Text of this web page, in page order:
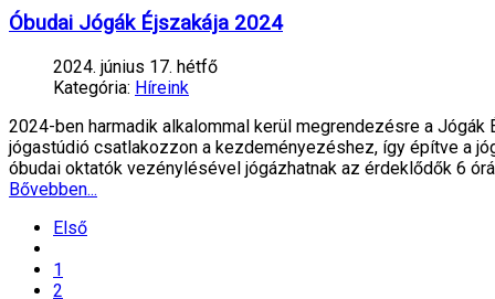
Óbudai Jógák Éjszakája 2024
2024. június 17. hétfő
Kategória: Híreink
2024-ben harmadik alkalommal kerül megrendezésre a Jógák
jógastúdió csatlakozzon a kezdeményezéshez, így építve a
óbudai oktatók vezénylésével jógázhatnak az érdeklődők 6
Bővebben...
Első
1
2